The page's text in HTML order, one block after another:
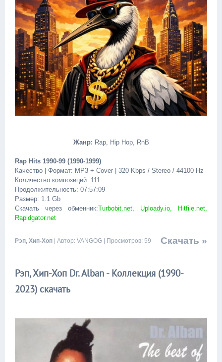
Жанр: Rap, Hip Hop, RnB
Rap Hits 1990-99 (1990-1999)
Качество | Формат: MP3 + Cover | 320 Kbps / Stereo / 44100 Hz
Количество композиций: 111
Продолжительность: 07:57:09
Размер: 1.1 Gb
Скачать через обменник:Turbobit.net, Uploady.io, Hitfile.net,
Rapidgator.net
Скачать »
Рэп, Хип-Хоп | Автор: VANGOG | Просмотров: 59
Рэп, Хип-Хоп Dr. Alban - Коллeкция (1990-
2023) скачать